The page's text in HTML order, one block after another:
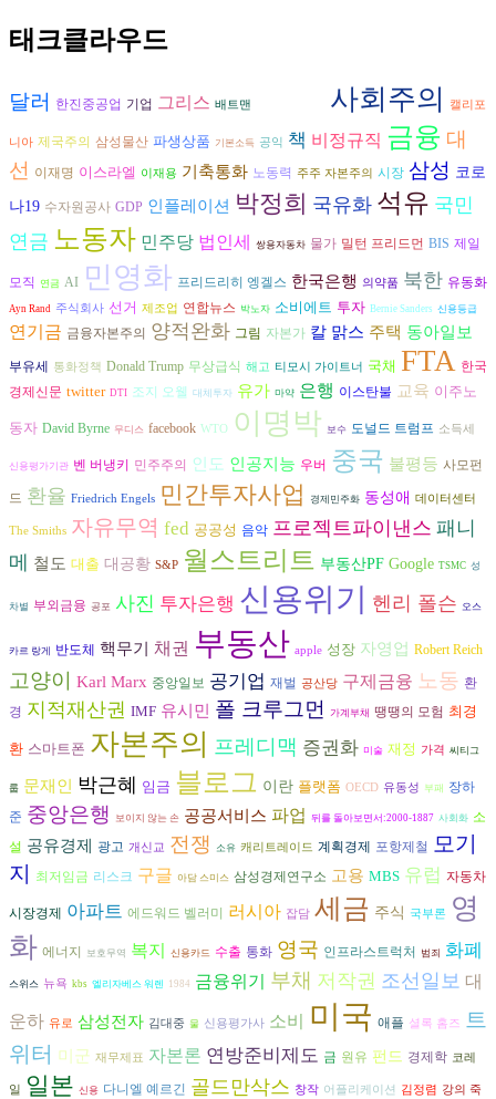
태크클라우드
달러 한진중공업 기업 그리스 배트맨 사회주의 캘리포
니아 제국주의 삼성물산 파생상품 기본소득 공익 책 비정규직 금융 대
선
이재명 이스라엘 이재용 기축통화 노동력 주주 자본주의 시장 삼성 코로
나19 수자원공사 GDP 인플레이션 박정희 국유화 석유 국민
연금 노동자 민주당 법인세 쌍용자동차 물가 밀턴 프리드먼 BIS 제일
모직 연금 AI 민영화 프리드리히 엥겔스 한국은행 의약품 북한 유동화
Ayn Rand 주식회사 선거 제조업 연합뉴스 박노자 소비에트 투자 Bernie Sanders 신용등급
연기금 금융자본주의 양적완화 그림 자본가 칼 맑스 주택 동아일보
부유세 통화정책 Donald Trump 무상급식 해고 티모시 가이트너 국채 FTA
한국
경제신문 twitter DTI 조지 오웰 대체투자 유가 마약 은행 이스탄불 교육 이주노
동자 David Byrne 무디스 facebook WTO 이명박 보수 도널드 트럼프 소득세
신용평가기관 벤 버냉키 민주주의 인도 인공지능 우버 중국 불평등 사모펀
드 환율 Friedrich Engels 민간투자사업 경제민주화 동성애 데이터센터
The Smiths 자유무역 fed 공공성 음악 프로젝트파이낸스 패니
메 철도 대출 대공황 S&P 월스트리트 부동산PF Google TSMC 성
차별 부외금융 공포 사진 투자은행 신용위기 헨리 폴슨 오스
카르 랑게 반도체 핵무기 채권 부동산 apple 성장 자영업 Robert Reich
고양이 Karl Marx 중앙일보 공기업 재벌 공산당 구제금융 노동 환
경 지적재산권 IMF 유시민 폴 크루그먼 가계부채 땡땡의 모험 최경
환 스마트폰 자본주의 프레디맥 증권화 미술 재정 가격 씨티그
룹 문재인 박근혜 임금 블로그 이란 플랫폼 OECD 유동성 부패
장하
준 중앙은행 보이지 않는 손 공공서비스 파업 뒤를 돌아보면서:2000-1887 사회화 소
설 공유경제 광고 개신교 전쟁 소유 캐리트레이드 계획경제 포항제철
모기
지
최저임금 리스크 구글 아담 스미스 삼성경제연구소 고용 MBS 유럽 자동차
시장경제 아파트 에드워드 벨러미 러시아 잡담 세금 주식 국부론 영
화 에너지 보호무역 복지 신용카드 수출 통화 영국 인프라스트럭처 범죄 화폐
스위스 뉴욕 kbs 엘리자베스 워렌 1984 금융위기 부채 저작권 조선일보 대
운하 유로 삼성전자 김대중 물 신용평가사 소비 미국 애플 셜록 홈즈
트
위터 미군 재무제표 자본론 연방준비제도 금 원유 펀드 경제학 코레
일 일본 신용 다니엘 예르긴 골드만삭스 창작 어플리케이션 김정렴 강의 죽